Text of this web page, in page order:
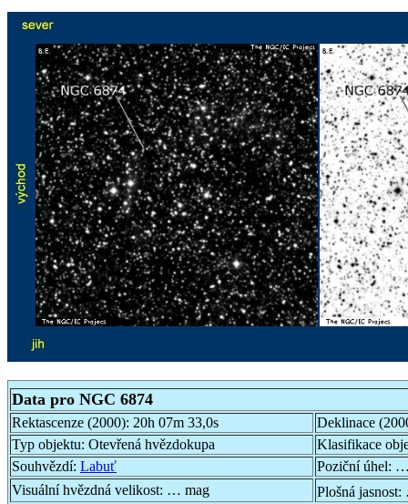
Data pro NGC 6874
Rektascenze (2000): 20h 07m 33,0s
Deklinace
Typ objektu: Otevřená hvězdokupa
Klasifikace
Souhvězdí: Labuť Poziční úhel: …
Visuální hvězdná velikost: … mag Plošná jasnost: